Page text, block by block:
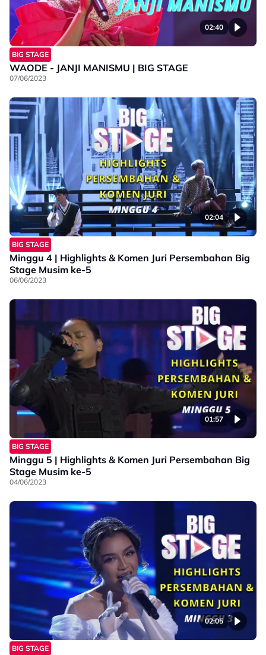
02:40
BIG STAGE
WAODE - JANJI MANISMU | BIG STAGE
07/06/2023
02:04
BIG STAGE
Minggu 4 | Highlights & Komen Juri Persembahan Big
Stage Musim ke-5
06/06/2023
01:57
BIG STAGE
Minggu 5 | Highlights & Komen Juri Persembahan Big
Stage Musim ke-5
04/06/2023
02:05
BIG STAGE